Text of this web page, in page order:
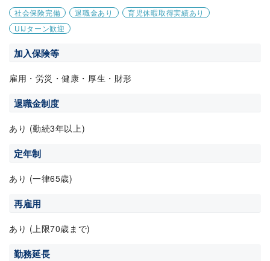
社会保険完備 退職金あり
育児休暇取得実績あり
UIJターン歓迎
加入保険等
雇用・労災・健康・厚生・財形
退職金制度
あり (勤続3年以上)
定年制
あり (一律65歳)
再雇用
あり (上限70歳まで)
勤務延長